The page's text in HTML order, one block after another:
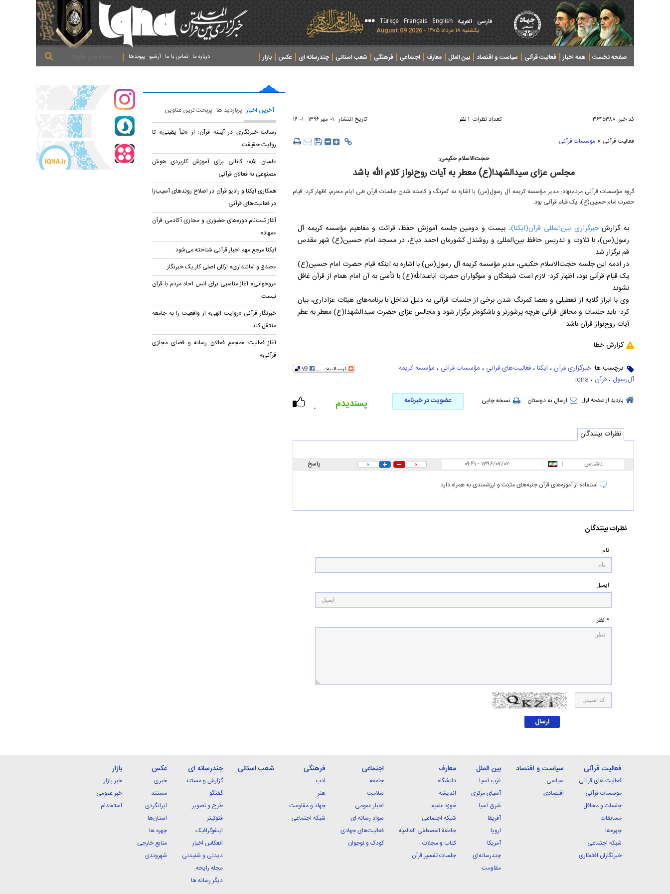
فارسی العربیة English
Français
Türkçe
يکشنبه ۱۸ مرداد ۱۴۰۵ - 2026 August 09
صفحه نخست همه اخبار فعالیت قرآنی سیاست و اقتصاد بین الملل معارف اجتماعی فرهنگی شعب استانی چندرسانه ای عکس
بازار
پیوندها آرشیو تماس با ما درباره ما
کد خبر: ۳۶۴۵۳۸۸ تعداد نظرات: ۱ نظر تاریخ انتشار : ۰۱ مهر ۱۳۹۶ - ۱۶:۰۱
فعالیت قرآنی » موسسات قرآنی
حجت‌الاسلام حکیمی:
مجلس عزای سیدالشهدا(ع) معطر به آیات روح‌نواز کلام الله باشد
گروه مؤسسات قرآنی مردم‌نهاد: مدیر مؤسسه کریمه آل رسول(س) با اشاره به کمرنگ‌ و کاسته شدن جلسات قرآن طی ایام محرم، اظهار کرد: قیام
حضرت امام حسین(ع)، یک قیام قرآنی بود.
به گزارشخبرگزاری بین‌المللی قرآن(ایکنا)، بیست و دومین جلسه آموزش حفظ، قرائت و مفاهیم مؤسسه کریمه آل
رسول(س)، با تلاوت و تدریس حافظ بین‌المللی و روشندل کشورمان احمد دباغ، در مسجد امام حسین(ع) شهر مقدس
قم برگزار شد.
در ادمه این جلسه حجت‌الاسلام حکیمی، مدیر مؤسسه کریمه آل رسول(س)‌ با اشاره به اینکه قیام حضرت امام حسین(ع)
یک قیام قرآنی بود، اظهار کرد: لازم است شیفتگان و سوگواران حضرت اباعبدالله(ع) با تأسی به آن امام همام از قرآن غافل
نشوند.
وی با ابراز گلایه از تعطیلی و بعضا کمرنگ شدن برخی از جلسات قرآنی به دلیل تداخل با برنامه‌های هیئات عزاداری، بیان
کرد: باید جلسات و محافل قرآنی هرچه پرشورتر و باشکوه‌تر برگزار شود و مجالس عزای حضرت سیدالشهدا(ع) معطر به عطر
آیات روح‌نواز قرآن باشد.
گزارش خطا
برچسب ها: خبرگزاری قرآن ، ایکنا ، فعالیت‌های قرآنی ، مؤسسات قرآنی ، مؤسسه کریمه
آل‌رسول ، قرآن ، iqna
بازدید از صفحه اول ارسال به دوستان نسخه چاپی عضویت در خبرنامه
۰ پسندیدم
نظرات بینندگان
ناشناس |
| ۰۹:۴۱ - ۱۳۹۶/۰۷/۰۲ ۰ ۰ پاسخ
استفاده از آموزه‌های قرآن جنبه‌های مثبت و ارزشمندی به همراه دارد
نظرات بینندگان
نام
ایمیل
* نظر
آخرین اخبار پربازدید ها پربحث ترین عناوین
رسالت خبرنگاری در آیینه قرآن؛ از «نبأ یقینی» تا
روایت حقیقت
«لسان AI»؛ کانالی برای آموزش کاربردی هوش
مصنوعی به فعالان قرآنی
همکاری ایکنا و رادیو قرآن در اصلاح روندهای آسیب‌زا
در فعالیت‌های قرآنی
آغاز ثبت‌نام دوره‌های حضوری و مجازی آکادمی قرآن
«مهاد»
ایکنا مرجع مهم اخبار قرآنی شناخته می‌شود
«صدق و امانتداری» ارکان اصلی کار یک خبرنگار
«روخوانی» آغاز مناسبی برای انس آحاد مردم با قرآن
نیست
خبرنگار قرآنی «روایت الهی» از واقعیت را به جامعه
منتقل کند
آغاز فعالیت «مجمع فعالان رسانه و فضای مجازی
قرآنی»
فعالیت قرآنی
فعالیت های قرآنی
موسسات قرآنی
جلسات و محافل
مسابقات
چهره‌ها
شبکه اجتماعی
خبرنگاران افتخاری
سیاست و اقتصاد
سیاسی
اقتصادی
بین الملل
غرب آسیا
آسیای مرکزی
شرق آسیا
آفریقا
اروپا
آمریکا
چندرسانه‌ای
مقاومت
معارف
دانشگاه
اندیشه
حوزه علمیه
شبکه اجتماعی
جامعة المصطفی العالمیه
کتاب و مجلات
جلسات تفسیر قرآن
اجتماعی
جامعه
سلامت
اخبار عمومی
سواد رسانه ای
فعالیت‌های جهادی
کودک و نوجوان
فرهنگی
ادب
هنر
جهاد و مقاومت
شبکه اجتماعی
شعب استانی چندرسانه ای
گزارش و مستند
گفتگو
طرح و تصویر
فتوتیتر
اینفوگرافیک
انعکاس اخبار
دیدنی و شنیدنی
مجله رایحه
دیگر رسانه ها
عکس
خبری
مستند
ایرانگردی
استان‌ها
چهره ها
منابع خارجی
شهروندی
بازار
خبر بازار
خبر عمومی
استخدام